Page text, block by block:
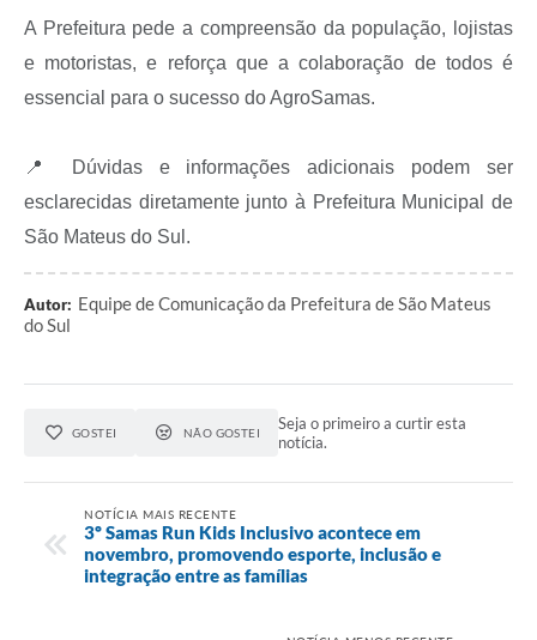
A Prefeitura pede a compreensão da população, lojistas
e motoristas, e reforça que a colaboração de todos é
essencial para o sucesso do AgroSamas.
📍 Dúvidas e informações adicionais podem ser
esclarecidas diretamente junto à Prefeitura Municipal de
São Mateus do Sul.
Autor: Equipe de Comunicação da Prefeitura de São Mateus
do Sul
GOSTEI NÃO GOSTEI
Seja o primeiro a curtir esta
notícia.
NOTÍCIA MAIS RECENTE
3º Samas Run Kids Inclusivo acontece em
novembro, promovendo esporte, inclusão e
integração entre as famílias